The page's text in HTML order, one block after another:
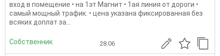
вход в помещение • на 1эт Магнит • 1ая линия от дороги •
самый мощный трафик. • цена указана фиксированная без
всяких доплат за...
Собственник 28.06